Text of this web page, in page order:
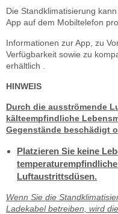
Die Standklimatisierung
App auf dem Mobiltelefon
Informationen zur App, zu
Verfügbarkeit sowie zu
erhältlich .
HINWEIS
Durch die ausströmende
kälteempfindliche
Gegenstände beschädigt
Platzieren Sie keine
Luftaustrittsdüsen.
Wenn Sie die
Ladekabel betreiben, wird